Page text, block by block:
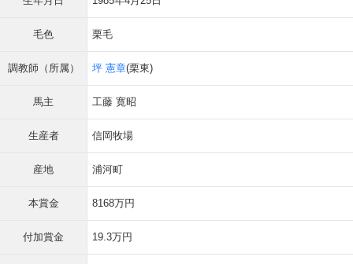
毛色 栗毛
調教師（所属） 坪 憲章(栗東)
馬主 工藤 寛昭
生産者 信岡牧場
産地 浦河町
本賞金 8168万円
付加賞金 19.3万円